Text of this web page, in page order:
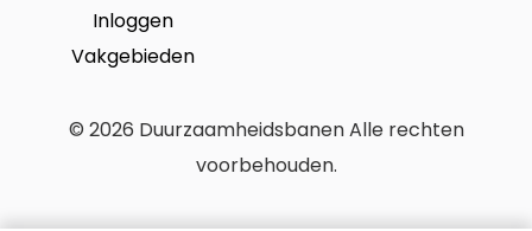
Inloggen
Vakgebieden
© 2026 Duurzaamheidsbanen Alle rechten
voorbehouden.